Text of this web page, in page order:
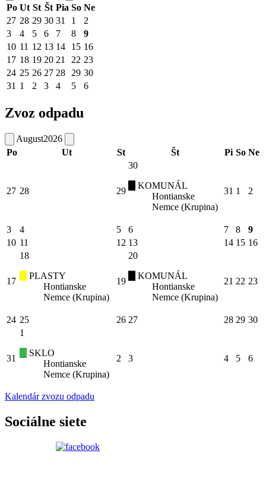
Po Ut St Št Pia So Ne
27 28 29 30 31 1
2
3
4 5 6 7 8
9
10 11 12 13 14 15 16
17 18 19 20 21 22 23
24 25 26 27 28 29 30
31 1 2 3 4 5 6
Zvoz odpadu
August2026
Po
Ut St Št Pi So Ne
27 28 29
30
KOMUNÁL
Hontianske
Nemce (Krupina)
31 1 2
3 4 5 6 7 8
9
10 11 12 13 14 15 16
17
18
PLASTY
Hontianske
Nemce (Krupina)
19
20
KOMUNÁL
Hontianske
Nemce (Krupina)
21 22 23
24 25 26 27 28 29 30
31
1
SKLO
Hontianske
Nemce (Krupina)
2 3 4 5 6
Kalendár zvozu odpadu
Sociálne siete